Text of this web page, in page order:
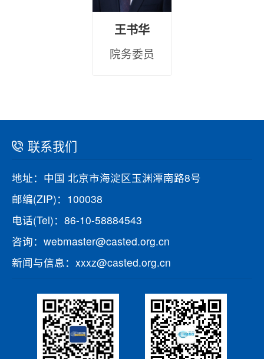
王书华
院务委员
联系我们
地址：中国 北京市海淀区玉渊潭南路8号
邮编(ZIP)：100038
电话(Tel)：86-10-58884543
咨询：webmaster@casted.org.cn
新闻与信息：xxxz@casted.org.cn